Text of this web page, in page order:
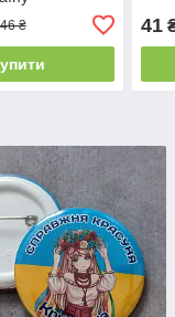
46 ₴ 41